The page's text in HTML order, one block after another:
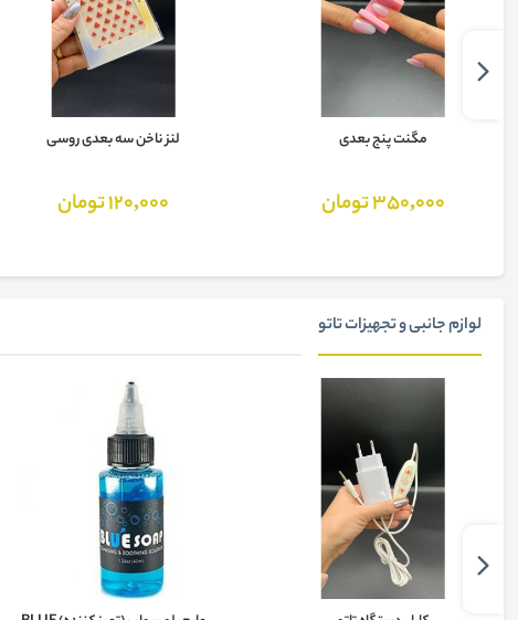
مگنت پنج بعدی
350,000 تومان
لنز ناخن سه بعدی روسی
120,000 تومان
لوازم جانبی و تجهیزات تاتو